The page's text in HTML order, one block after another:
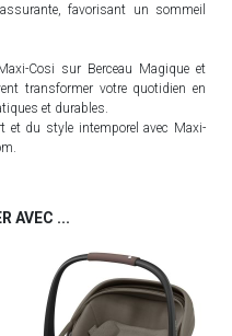
favorisant un sommeil
Cosi sur Berceau Magique et
transformer votre quotidien en
et durables.
et du style intemporel avec Maxi-
AVEC ...